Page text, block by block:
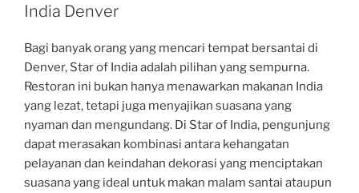
India Denver
Bagi banyak orang yang mencari tempat bersantai di
Denver, Star of India adalah pilihan yang sempurna.
Restoran ini bukan hanya menawarkan makanan India
yang lezat, tetapi juga menyajikan suasana yang
nyaman dan mengundang. Di Star of India, pengunjung
dapat merasakan kombinasi antara kehangatan
pelayanan dan keindahan dekorasi yang menciptakan
suasana yang ideal untuk makan malam santai ataupun